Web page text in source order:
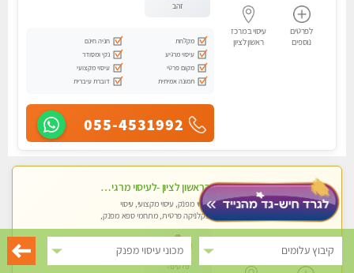
קיבוץ עלומים מכוני עיסוי מפנק
לפרטים
נוספים
עיסוי במרכז
ראשון לציון
זהב
מקלחת
חניה חינם
עיסוי מרגיע
נקי ומסודר
מקום פרטי
עיסוי מקצועי
תמונה אמיתית
דוברת עיברית
055-4531992
בראשון לציון -לעיסוי מרגיע ומפנק VIP-מומלץ לחלוטין! פרטי! ​​​​​​ Highly recommended
עיסוי מפנק, עיסוי מקצועי, עיסוי
בקלניקה פרטית, מתחמי ספא מפנק,
מכוני עיסוי מפנק, עיסוי טנטרה
פלטינה